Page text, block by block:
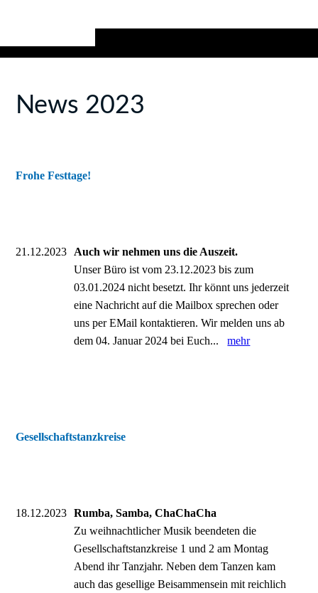
News 2023
Frohe Festtage!
21.12.2023
Auch wir nehmen uns die Auszeit.
Unser Büro ist vom 23.12.2023 bis zum
03.01.2024 nicht besetzt. Ihr könnt uns jederzeit
eine Nachricht auf die Mailbox sprechen oder
uns per EMail kontaktieren. Wir melden uns ab
dem 04. Januar 2024 bei Euch...mehr
Gesellschaftstanzkreise
18.12.2023
Rumba, Samba, ChaChaCha
Zu weihnachtlicher Musik beendeten die
Gesellschaftstanzkreise 1 und 2 am Montag
Abend ihr Tanzjahr. Neben dem Tanzen kam
auch das gesellige Beisammensein mit reichlich